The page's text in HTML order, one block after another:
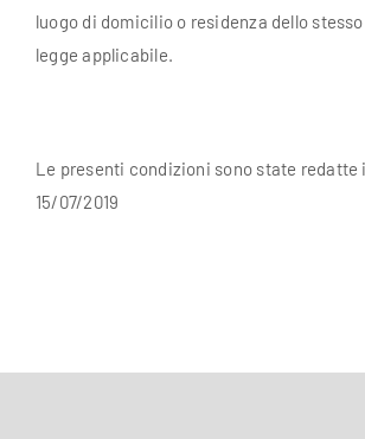
luogo di domicilio o residenza dello
legge applicabile.
Le presenti condizioni sono state redatte
15/07/2019